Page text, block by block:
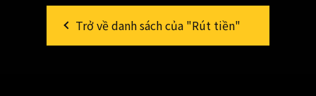
Trở về danh sách của "Rút tiền"